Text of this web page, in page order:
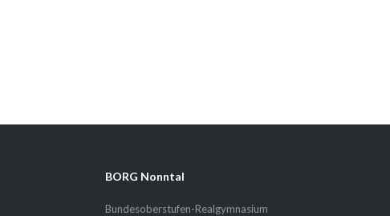
BORG Nonntal
Bundesoberstufen-Realgymnasium